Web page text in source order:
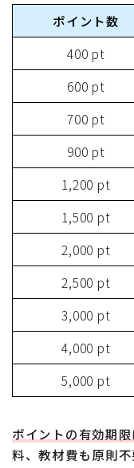
ポイント数
400 pt
600 pt
700 pt
900 pt
1,200 pt
1,500 pt
2,000 pt
2,500 pt
3,000 pt
4,000 pt
5,000 pt
ポイントの有効期
料、教材費も原則不